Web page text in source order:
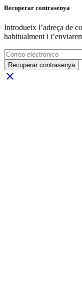
Recuperar contrasenya
Introdueix l’adreça de
habitualment i
Recuperar contrasenya
close